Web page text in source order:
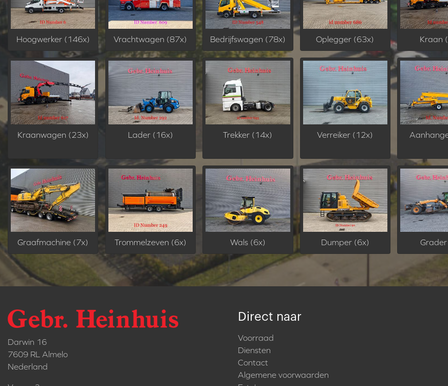
Hoogwerker (146x) Vrachtwagen (87x) Bedrijfswagen (78x) Oplegger (63x) Kraan
Kraanwagen (23x) Lader (16x) Trekker (14x) Verreiker (12x)
Graafmachine (7x) Trommelzeven (6x) Wals (6x) Dumper (6x)
Darwin 16
7609 RL Almelo
Nederland
Direct naar
Voorraad
Diensten
Contact
Algemene voorwaarden